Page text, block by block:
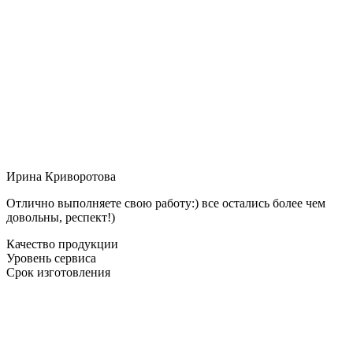
Ирина Криворотова
Отлично выполняете свою работу:) все остались более чем
довольны, респект!)
Качество продукции
Уровень сервиса
Срок изготовления